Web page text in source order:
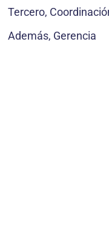
Tercero,
Además, Gerencia